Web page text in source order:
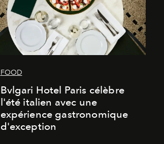
FOOD
Bvlgari Hotel Paris célèbre
l'été italien avec une
expérience gastronomique
d'exception